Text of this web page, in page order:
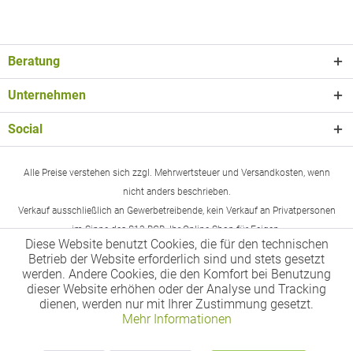
Beratung
Unternehmen
Social
Alle Preise verstehen sich zzgl. Mehrwertsteuer und Versandkosten, wenn
nicht anders beschrieben.
Verkauf ausschließlich an Gewerbetreibende, kein Verkauf an Privatpersonen
im Sinne des §13 BGB. Ihr Online-Shop für Feigen.
Diese Website benutzt Cookies, die für den technischen
Betrieb der Website erforderlich sind und stets gesetzt
werden. Andere Cookies, die den Komfort bei Benutzung
dieser Website erhöhen oder der Analyse und Tracking
dienen, werden nur mit Ihrer Zustimmung gesetzt.
Mehr Informationen